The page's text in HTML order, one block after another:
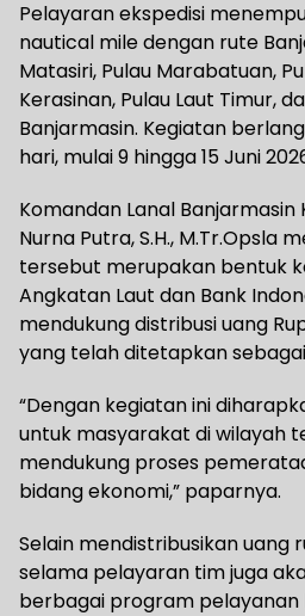
Pelayaran ekspedisi
nautical mile dengan rute
Matasiri, Pulau Marabatuan,
Kerasinan, Pulau Laut Timur,
Banjarmasin. Kegiatan
hari, mulai 9 hingga 15 Juni
Komandan Lanal Banjarmasin
Nurna Putra, S.H., M.Tr.Opsla
tersebut merupakan bentuk
Angkatan Laut dan Bank
mendukung distribusi uang
yang telah ditetapkan
“Dengan kegiatan ini
untuk masyarakat di wilayah
mendukung proses
bidang ekonomi,” paparnya.
Selain mendistribusikan uang
selama pelayaran tim juga
berbagai program